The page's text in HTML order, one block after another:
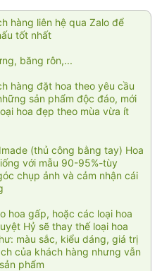
hàng liên hệ qua Zalo để
tốt nhất
băng rôn,...
hàng đặt hoa theo yêu cầu
sản phẩm độc đáo, mới
hoa đẹp theo mùa vừa ít
(thủ công bằng tay) Hoa
với mẫu 90-95%-tùy
chụp ảnh và cảm nhận cái
hoa gấp, hoặc các loại hoa
Hỷ sẽ thay thế loại hoa
màu sắc, kiểu dáng, giá trị
của khách hàng nhưng vẫn
phẩm